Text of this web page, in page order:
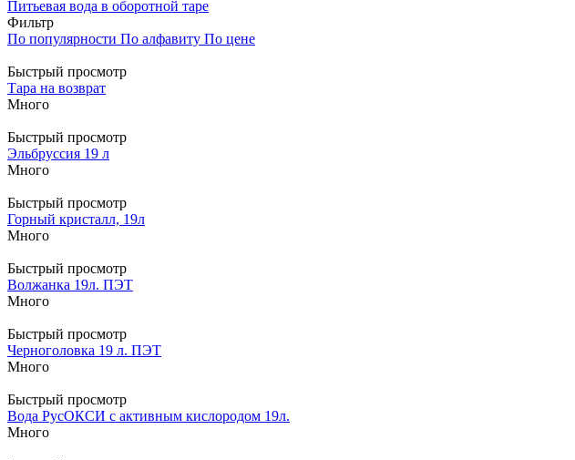
Питьевая вода в оборотной таре
Фильтр
По популярности По алфавиту По цене
Быстрый просмотр
Тара на возврат
Много
Быстрый просмотр
Эльбруссия 19 л
Много
Быстрый просмотр
Горный кристалл, 19л
Много
Быстрый просмотр
Волжанка 19л. ПЭТ
Много
Быстрый просмотр
Черноголовка 19 л. ПЭТ
Много
Быстрый просмотр
Вода РусОКСИ с активным кислородом 19л.
Много